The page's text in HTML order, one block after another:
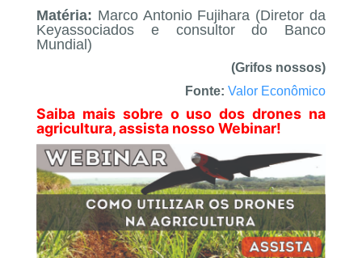
Matéria: Marco Antonio Fujihara (Diretor da
Keyassociados e consultor do Banco
Mundial)
(Grifos nossos)
Fonte: Valor Econômico
Saiba mais sobre o uso dos drones na
agricultura, assista nosso Webinar!